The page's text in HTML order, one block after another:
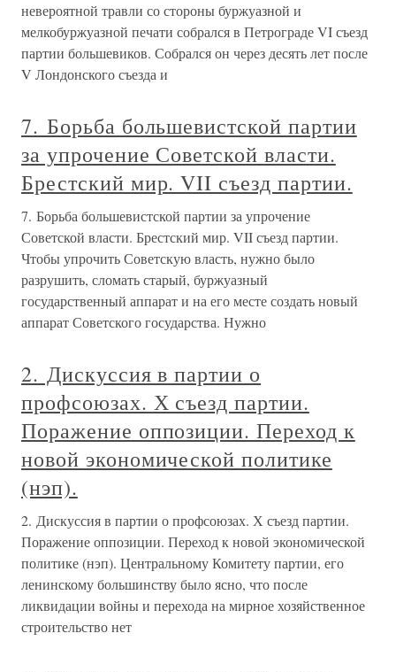
невероятной травли со стороны буржуазной и
мелкобуржуазной печати собрался в Петрограде VI съезд
партии большевиков. Собрался он через десять лет после
V Лондонского съезда и
7. Борьба большевистской партии
за упрочение Советской власти.
Брестский мир. VII съезд партии.
7. Борьба большевистской партии за упрочение
Советской власти. Брестский мир. VII съезд партии.
Чтобы упрочить Советскую власть, нужно было
разрушить, сломать старый, буржуазный
государственный аппарат и на его месте создать новый
аппарат Советского государства. Нужно
2. Дискуссия в партии о
профсоюзах. Х съезд партии.
Поражение оппозиции. Переход к
новой экономической политике
(нэп).
2. Дискуссия в партии о профсоюзах. Х съезд партии.
Поражение оппозиции. Переход к новой экономической
политике (нэп). Центральному Комитету партии, его
ленинскому большинству было ясно, что после
ликвидации войны и перехода на мирное хозяйственное
строительство нет